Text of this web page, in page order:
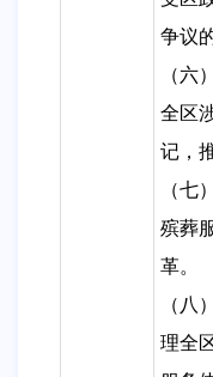
争议
（六
全区
记，
（七
殡葬
革。
（八
理全